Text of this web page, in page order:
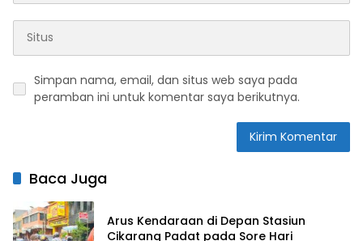
Simpan nama, email, dan situs web saya pada
peramban ini untuk komentar saya berikutnya.
Baca Juga
Arus Kendaraan di Depan Stasiun
Cikarang Padat pada Sore Hari